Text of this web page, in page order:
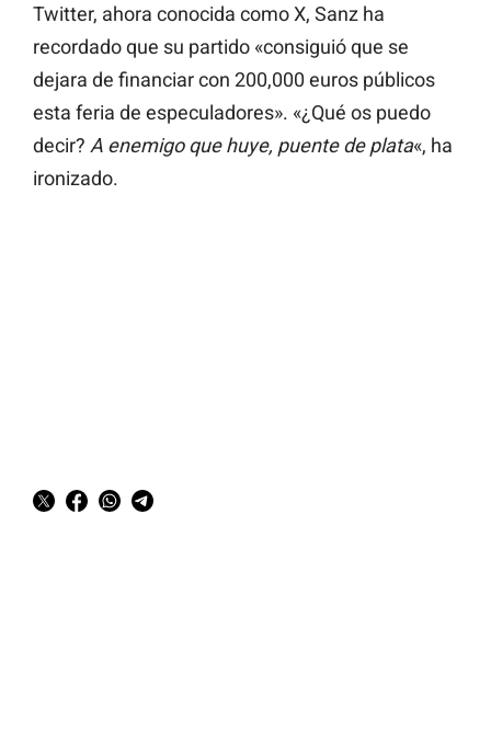
Twitter, ahora conocida como X, Sanz ha
recordado que su partido «consiguió que se
dejara de financiar con 200,000 euros públicos
esta feria de especuladores». «¿Qué os puedo
decir? A enemigo que huye, puente de plata«, ha
ironizado.